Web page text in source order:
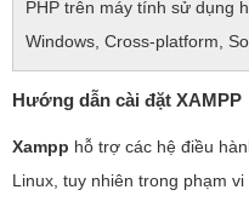
PHP trên máy tính sử dụng
Windows, Cross-platform,
Hướng dẫn cài đặt XAMPP
Xampp hỗ trợ các hệ điều
Linux, tuy nhiên trong phạm